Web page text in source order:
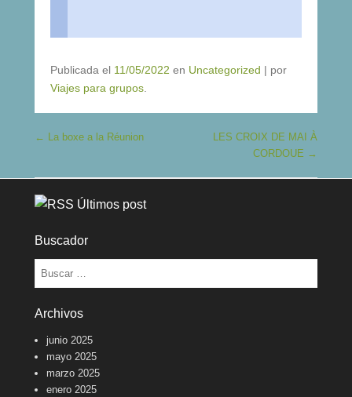
Publicada el 11/05/2022 en Uncategorized | por
Viajes para grupos
Navegación de entradas
← La boxe a la Réunion
LES CROIX DE MAI À
CORDOUE →
Últimos post
Buscador
Buscar
Archivos
junio 2025
mayo 2025
marzo 2025
enero 2025